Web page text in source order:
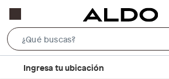
e
Ingresa tu ubicación